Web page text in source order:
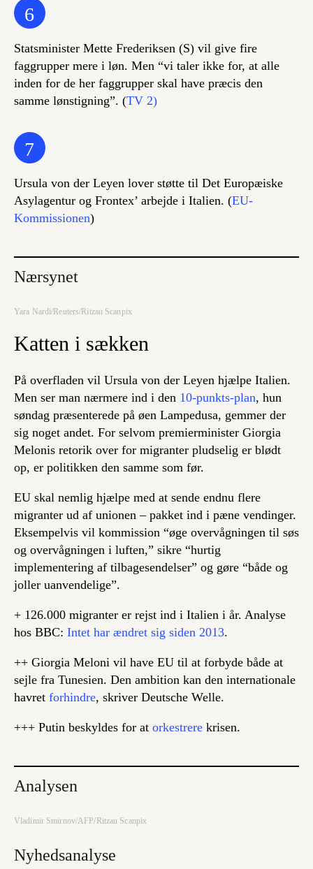
6
Statsminister Mette Frederiksen (S) vil give fire
faggrupper mere i løn. Men “vi taler ikke for, at alle
inden for de her faggrupper skal have præcis den
samme lønstigning”. (TV 2)
7
Ursula von der Leyen lover støtte til Det Europæiske
Asylagentur og Frontex’ arbejde i Italien. (EU-
Kommissionen)
Nærsynet
Yara Nardi/Reuters/Ritzau Scanpix
Katten i sækken
På overfladen vil Ursula von der Leyen hjælpe Italien.
Men ser man nærmere ind i den 10-punkts-plan, hun
søndag præsenterede på øen Lampedusa, gemmer der
sig noget andet. For selvom premierminister Giorgia
Melonis retorik over for migranter pludselig er blødt
op, er politikken den samme som før.
EU skal nemlig hjælpe med at sende endnu flere
migranter ud af unionen – pakket ind i pæne vendinger.
Eksempelvis vil kommission “øge overvågningen til søs
og overvågningen i luften,” sikre “hurtig
implementering af tilbagesendelser” og gøre “både og
joller uanvendelige”.
+ 126.000 migranter er rejst ind i Italien i år. Analyse
hos BBC: Intet har ændret sig siden 2013.
++ Giorgia Meloni vil have EU til at forbyde både at
sejle fra Tunesien. Den ambition kan den internationale
havret forhindre, skriver Deutsche Welle.
+++ Putin beskyldes for at orkestrere krisen.
Analysen
Vladimir Smirnov/AFP/Ritzau Scanpix
Nyhedsanalyse